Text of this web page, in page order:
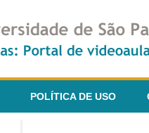
POLÍTICA DE USO